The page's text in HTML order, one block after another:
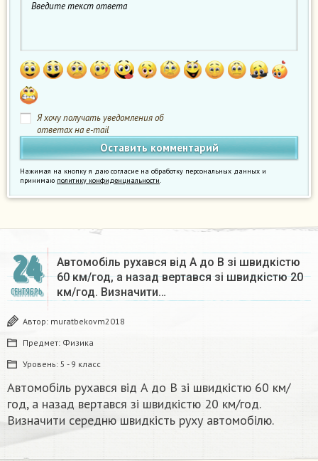
Я хочу получать уведомления об
ответах на e-mail
Нажимая на кнопку я даю согласие на обработку персональных данных и
принимаю политику конфиденциальности.
24
СЕНТЯБРЬ
Автомобіль рухався від A до B зі швидкістю
60 км/год, а назад вертався зі швидкістю 20
км/год. Визначити…
Автор: muratbekovm2018
Предмет: Физика
Уровень: 5 - 9 класс
Автомобіль рухався від A до B зі швидкістю 60 км/
год, а назад вертався зі швидкістю 20 км/год.
Визначити середню швидкість руху автомобілю.